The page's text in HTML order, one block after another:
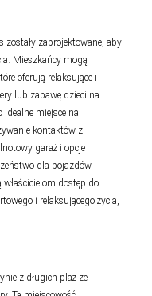
zostały zaprojektowane, aby
Mieszkańcy mogą
oferują relaksujące i
lub zabawę dzieci na
miejsce na
kontaktów z
garaż i opcje
dla pojazdów
dostęp do
i relaksującego życia,
z długich plaż ze